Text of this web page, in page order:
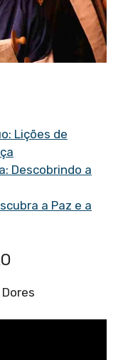
Lições de
Descobrindo a
a Paz e a